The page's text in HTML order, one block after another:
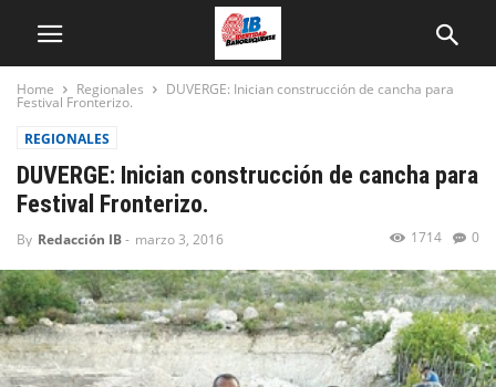
Home Regionales DUVERGE: Inician construcción de cancha para
Festival Fronterizo.
REGIONALES
DUVERGE: Inician construcción de cancha para
Festival Fronterizo.
By Redacción IB- marzo 3, 2016 0
1714